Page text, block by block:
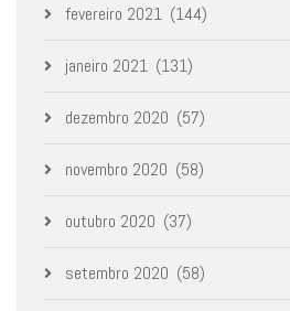
fevereiro 2021 (144)
janeiro 2021 (131)
dezembro 2020 (57)
novembro 2020 (58)
outubro 2020 (37)
setembro 2020 (58)